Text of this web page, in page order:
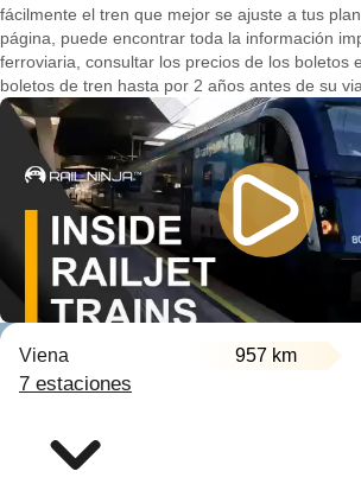
fácilmente el tren que mejor se ajuste a tus
página, puede encontrar toda la información
ferroviaria, consultar los precios de los boletos
boletos de tren hasta por 2 años antes de su
Viena 957 km
7 estaciones